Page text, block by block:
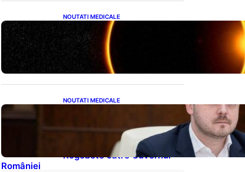
NOUTATI MEDICALE
Eclipsa de Soare din august
2026: Un Spectacol
Astronomic Pe Cerul
României
NOUTATI MEDICALE
asupra Producției de
Medicamente:
Avertismentul lui Alexandru
Rogobete către Guvernul
României